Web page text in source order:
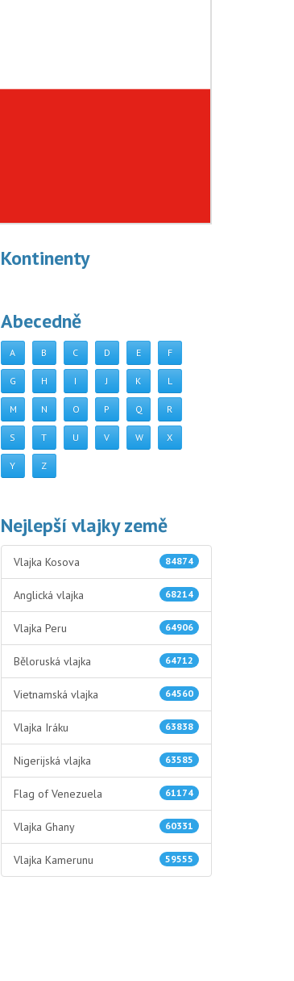
Kontinenty
Abecedně
A B C D E F
G H I J K L
M N O P Q R
S T U V W X
Y Z
Nejlepší vlajky země
84874
Vlajka Kosova
68214
Anglická vlajka
64906
Vlajka Peru
64712
Běloruská vlajka
64560
Vietnamská vlajka
63838
Vlajka Iráku
63585
Nigerijská vlajka
61174
Flag of Venezuela
60331
Vlajka Ghany
59555
Vlajka Kamerunu